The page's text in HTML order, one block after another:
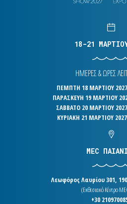
18-21
ΗΜΕΡΕΣ & ΩΡΕΣ
ΠΕΜΠΤΗ 18 ΜΑΡΤΙΟΥ
ΠΑΡΑΣΚΕΥΗ 19 ΜΑΡΤΙΟΥ
ΣΑΒΒΑΤΟ 20 ΜΑΡΤΙΟΥ
ΚΥΡΙΑΚΗ 21 ΜΑΡΤΙΟΥ
MEC
Λεωφόρος Λαυρίου 301,
(Εκθεσιακό Κέντρο
+30